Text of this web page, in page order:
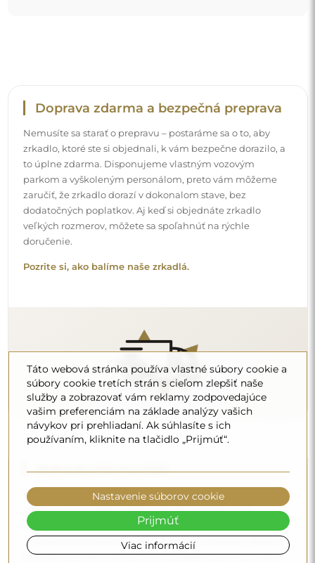
Jednoduchá montáž
Postaráme sa o výrobu a doručenie zrkadiel, zatiaľ čo
inštalácia je vo vašej zodpovednosti. Vzhľadom na
špecifiká každého priestoru neponúkame štandardné
hmoždinky alebo háčiky, ktoré najlepšie vyhovujú vašim
Čistenie a údržba
prípravkoch, dbajte na to, aby mali neutrálne pH
(približne 7). Vyhýbajte sa silným čistiacim prostriedkom
obsahujúcim ocot, amoniak alebo silné kyseliny – umožní
vám to zachovať krásny odraz po mnoho rokov.
Táto webová stránka používa vlastné súbory cookie a
súbory cookie tretích strán s cieľom zlepšiť naše
služby a zobrazovať vám reklamy zodpovedajúce
vašim preferenciám na základe analýzy vašich
návykov pri prehliadaní. Ak súhlasíte s ich
používaním, kliknite na tlačidlo „Prijmúť“.
Viac informácií
Nastavenie súborov cookie
Prijmúť